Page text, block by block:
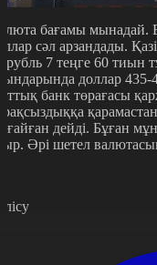
бағамы мынадай.
сәл арзандады.
рубль 7 теңге 60 тиын
доллар 435-
банк төрағасы
дейді. Бұған
Әрі шетел